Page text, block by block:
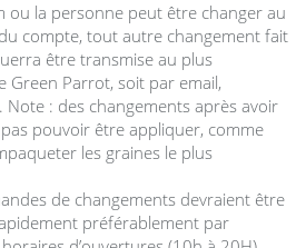
ou la personne peut être changer au
compte, tout autre changement fait
être transmise au plus
Green Parrot, soit par email,
: des changements après avoir
pouvoir être appliquer, comme
les graines le plus
de changements devraient être
préférablement par